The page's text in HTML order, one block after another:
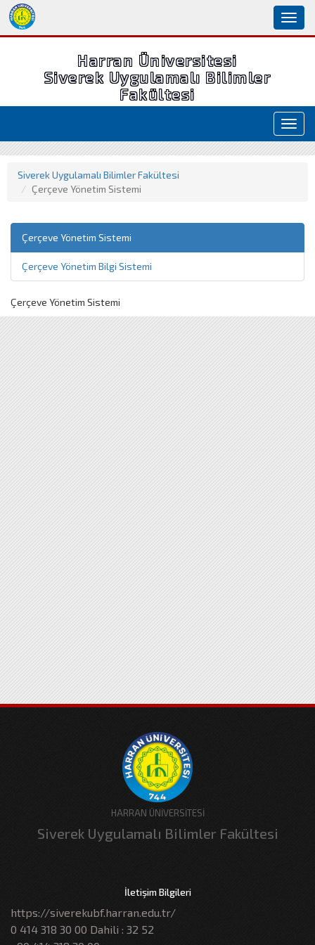
Harran Üniversitesi
Siverek Uygulamalı Bilimler
Fakültesi
Siverek Uygulamalı Bilimler Fakültesi
Çerçeve Yönetim Sistemi
Çerçeve Yönetim Sistemi
Çerçeve Yönetim Bilgi Sistemi
Çerçeve Yönetim Sistemi
HARRAN ÜNİVERSİTESİ
Siverek Uygulamalı Bilimler Fakültesi
İletişim Bilgileri
https://siverekubf.harran.edu.tr/
0 414 318 30 00 Dahili : 32 52